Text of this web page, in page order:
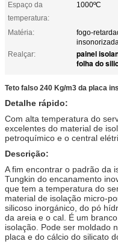
Espaço da
temperatura:
1000ºC
Matéria:
fogo-
Realçar:
painel
folha do
Teto falso 240 Kg/m3 da placa
Detalhe rápido:
Com alta temperatura do
excelentes do material de
petroquímico e o central
Descrição:
A fim encontrar o padrão da
Tungkin do encanamento
que tem a temperatura do
material de isolação micro-
silicoso inorgánico, do pó
da areia e o cal. É um
isolação. Pode ser moldado
placa e do cálcio do silicato